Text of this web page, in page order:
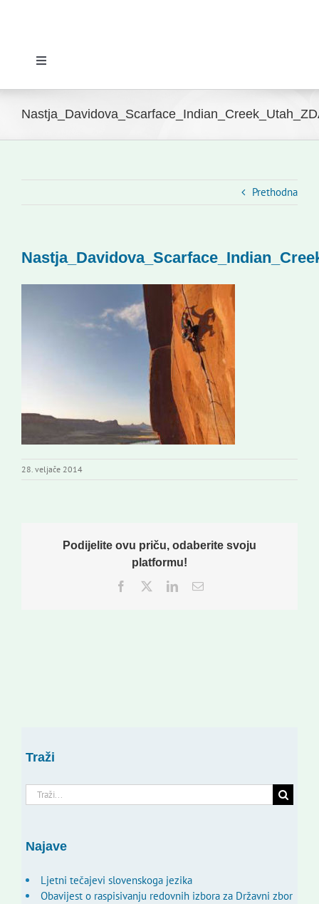
Toggle
Novosti
Kontakti
Novi odmev – naše glasilo
Korisne informacije
Prethodna
28. veljače 2014
Podijelite ovu priču, odaberite svoju
platformu!
Facebook
TwitterLinkedInEmail:
Traži
Traži...
Najave
Ljetni tečajevi slovenskoga jezika
Obavijest o raspisivanju redovnih izbora za Državni zbor